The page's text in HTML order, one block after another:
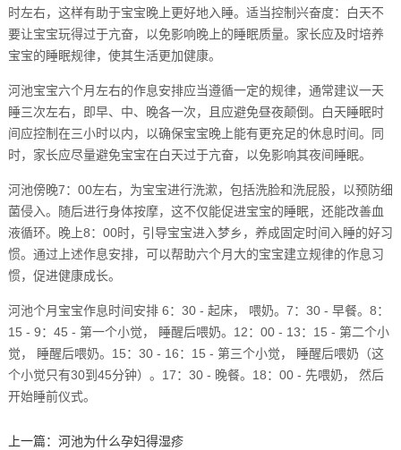
时左右，这样有助于宝宝晚上更好地入睡。适当控制兴奋度：白天不
要让宝宝玩得过于亢奋，以免影响晚上的睡眠质量。家长应及时培养
宝宝的睡眠规律，使其生活更加健康。
河池宝宝六个月左右的作息安排应当遵循一定的规律，通常建议一天
睡三次左右，即早、中、晚各一次，且应避免昼夜颠倒。白天睡眠时
间应控制在三小时以内，以确保宝宝晚上能有更充足的休息时间。同
时，家长应尽量避免宝宝在白天过于亢奋，以免影响其夜间睡眠。
河池傍晚7：00左右，为宝宝进行洗漱，包括洗脸和洗屁股，以预防细
菌侵入。随后进行身体按摩，这不仅能促进宝宝的睡眠，还能改善血
液循环。晚上8：00时，引导宝宝进入梦乡，养成固定时间入睡的好习
惯。通过上述作息安排，可以帮助六个月大的宝宝建立规律的作息习
惯，促进健康成长。
河池个月宝宝作息时间安排 6：30 - 起床， 喂奶。7：30 - 早餐。8：
15 - 9：45 - 第一个小觉， 睡醒后喂奶。12：00 - 13：15 - 第二个小
觉， 睡醒后喂奶。15：30 - 16：15 - 第三个小觉， 睡醒后喂奶（这
个小觉只有30到45分钟）。17：30 - 晚餐。18：00 - 先喂奶， 然后
开始睡前仪式。
上一篇： 河池为什么孕妇得湿疹